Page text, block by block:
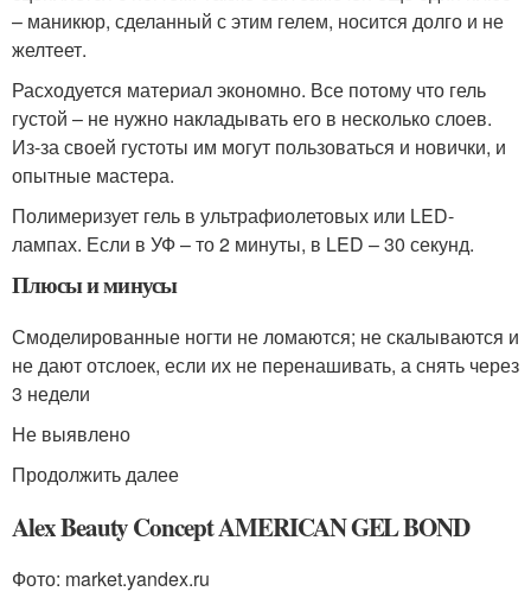
– маникюр, сделанный с этим гелем, носится долго и не
желтеет.
Расходуется материал экономно. Все потому что гель
густой – не нужно накладывать его в несколько слоев.
Из-за своей густоты им могут пользоваться и новички, и
опытные мастера.
Полимеризует гель в ультрафиолетовых или LED-
лампах. Если в УФ – то 2 минуты, в LED – 30 секунд.
Плюсы и минусы
Смоделированные ногти не ломаются; не скалываются и
не дают отслоек, если их не перенашивать, а снять через
3 недели
Не выявлено
Продолжить далее
Alex Beauty Concept AMERICAN GEL BOND
Фото: market.yandex.ru